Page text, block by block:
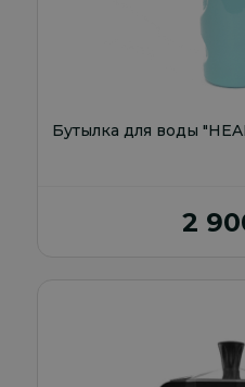
Бутылка для воды
2